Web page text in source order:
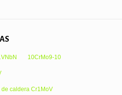
10CrMo9-10
de caldera Cr1MoV